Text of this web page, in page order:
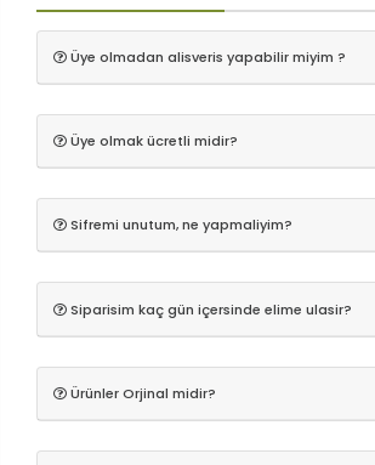
Üye olmadan alisveris yapabilir miyim ?
Üye olmak ücretli midir?
Sifremi unutum, ne yapmaliyim?
Siparisim kaç gün içersinde elime ulasir?
Ürünler Orjinal midir?